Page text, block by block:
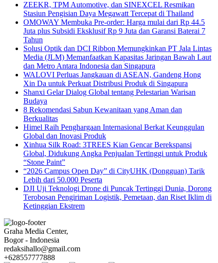
ZEEKR, TPM Automotive, dan SINEXCEL Resmikan
Stasiun Pengisian Daya Megawatt Tercepat di Thailand
OMOWAY Membuka Pre-order: Harga mulai dari Rp 44.5
Juta plus Subsidi Eksklusif Rp 9 Juta dan Garansi Baterai 7
Tahun
Solusi Optik dan DCI Ribbon Memungkinkan PT Jala Lintas
Media (JLM) Memanfaatkan Kapasitas Jaringan Bawah Laut
dan Metro Antara Indonesia dan Singapura
WALOVI Perluas Jangkauan di ASEAN, Gandeng Hong
Xin Da untuk Perkuat Distribusi Produk di Singapura
Shanxi Gelar Dialog Global tentang Pelestarian Warisan
Budaya
8 Rekomendasi Sabun Kewanitaan yang Aman dan
Berkualitas
Himel Raih Penghargaan Internasional Berkat Keunggulan
Global dan Inovasi Produk
Xinhua Silk Road: 3TREES Kian Gencar Berekspansi
Global, Didukung Angka Penjualan Tertinggi untuk Produk
“Stone Paint”
“2026 Campus Open Day” di CityUHK (Dongguan) Tarik
Lebih dari 50.000 Peserta
DJI Uji Teknologi Drone di Puncak Tertinggi Dunia, Dorong
Terobosan Pengiriman Logistik, Pemetaan, dan Riset Iklim di
Ketinggian Ekstrem
Graha Media Center,
Bogor - Indonesia
redaksihallo@gmail.com
+628557777888